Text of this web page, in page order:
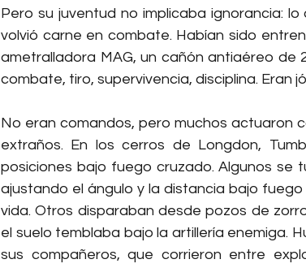
Pero su juventud no implicaba ignorancia:
volvió carne en combate. Habían sido
ametralladora MAG, un cañón antiaéreo de
combate, tiro, supervivencia, disciplina. Eran
No eran comandos, pero muchos actuaron
extraños. En los cerros de Longdon,
posiciones bajo fuego cruzado. Algunos se
ajustando el ángulo y la distancia bajo
vida. Otros disparaban desde pozos de
el suelo temblaba bajo la artillería enemiga.
sus compañeros, que corrieron entre